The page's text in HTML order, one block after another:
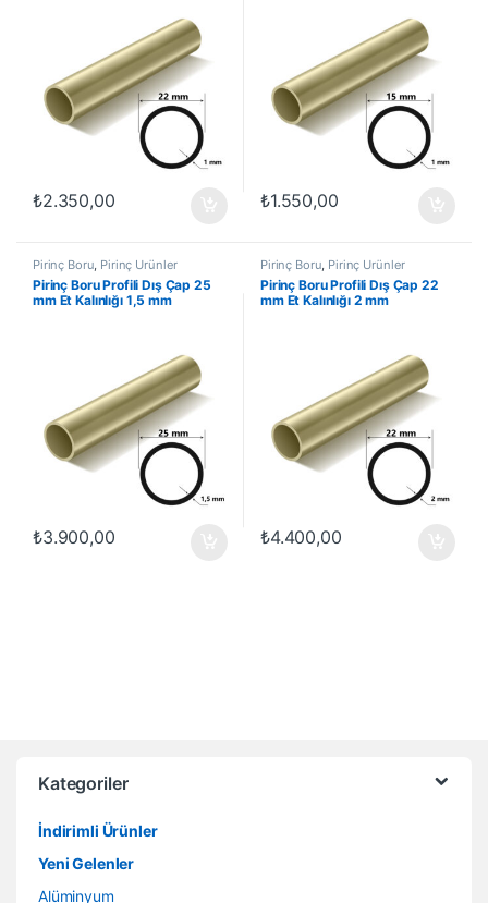
₺2.350,00 ₺1.550,00
Pirinç Boru, Pirinç Ürünler
Pirinç Boru Profili Dış Çap 25
mm Et Kalınlığı 1,5 mm
₺3.900,00
Pirinç Boru, Pirinç Ürünler
Pirinç Boru Profili Dış Çap 22
mm Et Kalınlığı 2 mm
₺4.400,00
Kategoriler
İndirimli Ürünler
Yeni Gelenler
Alüminyum